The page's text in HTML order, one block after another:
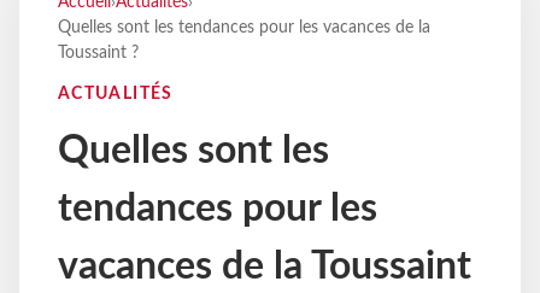
Quelles sont les tendances pour les vacances de la
Toussaint ?
ACTUALITÉS
Quelles sont les
tendances pour les
vacances de la Toussaint